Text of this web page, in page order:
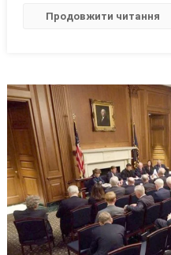
Означає
Продовжити читання